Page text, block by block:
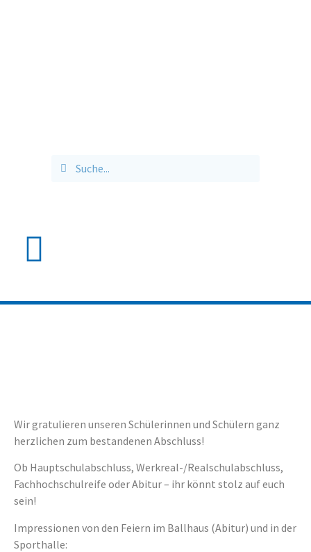
Wir gratulieren unseren Schülerinnen und Schülern ganz
herzlichen zum bestandenen Abschluss!
Ob Hauptschulabschluss, Werkreal-/Realschulabschluss,
Fachhochschulreife oder Abitur – ihr könnt stolz auf euch
sein!
Impressionen von den Feiern im Ballhaus (Abitur) und in der
Sporthalle: